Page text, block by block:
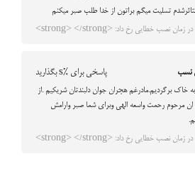
تسلیت میگم براتون از خدا طلب صبر میکنم
در زمان نصب خطایی رخ داد: <strong> </strong>
نسب پاسخی برای %s بگذارید
خاک برگردیم.مادرغم هجران جوان دلبندتان شریکیم .از
ان مرحوم رحمت واسعه الهی وبرای شما صبر وارامش
در زمان نصب خطایی رخ داد: <strong> </strong>